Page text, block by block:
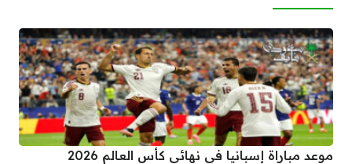
موعد مباراة إسبانيا في نهائي كأس العالم 2026